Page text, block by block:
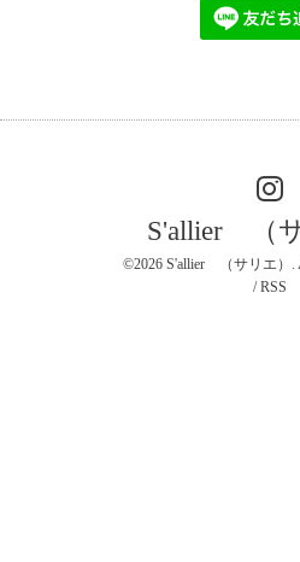
S'allier （
©2026 S'allier （サリエ） .
/RSS